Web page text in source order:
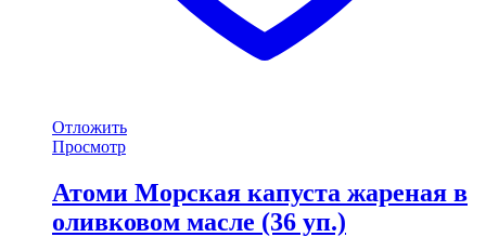
Отложить
Просмотр
Атоми Морская капуста жареная в
оливковом масле (36 уп.)